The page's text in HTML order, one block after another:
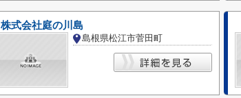
株式会社庭の川島
島根県松江市菅田町